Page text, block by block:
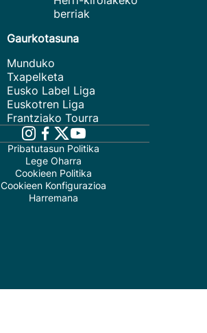
berriak
Gaurkotasuna
Munduko
Txapelketa
Eusko Label Liga
Euskotren Liga
Frantziako Tourra
Pribatutasun Politika
Lege Oharra
Cookieen Politika
Cookieen Konfigurazioa
Harremana